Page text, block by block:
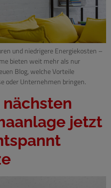
und niedrigere Energiekosten –
bieten weit mehr als nur
Blog, welche Vorteile
oder Unternehmen bringen.
jetzt